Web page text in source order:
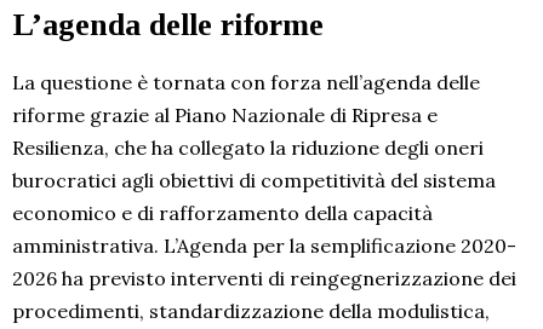
L’agenda delle riforme
La questione è tornata con forza nell’agenda delle
riforme grazie al Piano Nazionale di Ripresa e
Resilienza, che ha collegato la riduzione degli oneri
burocratici agli obiettivi di competitività del sistema
economico e di rafforzamento della capacità
amministrativa. L’Agenda per la semplificazione 2020-
2026 ha previsto interventi di reingegnerizzazione dei
procedimenti, standardizzazione della modulistica,